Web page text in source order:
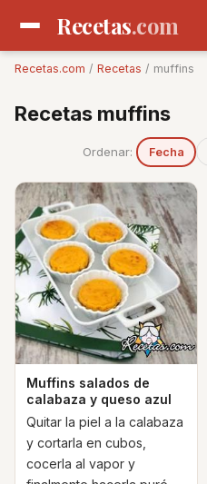
Recetas.com
Recetas.com / Recetas / muffins
Recetas muffins
Ordenar: Fecha
Muffins salados de
calabaza y queso azul
Quitar la piel a la calabaza
y cortarla en cubos,
cocerla al vapor y